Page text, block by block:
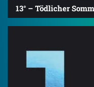
13° – Tödlicher